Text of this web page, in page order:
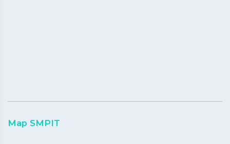
Map SMPIT